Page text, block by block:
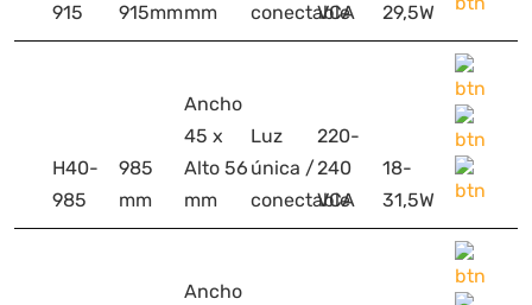
915
915mmmm
conectable
VCA
29,5W
H40-
985
985
mm
Ancho
45 x
Alto 56
mm
Luz
única /
conectable
220-
240
VCA
18-
31,5W
Ancho